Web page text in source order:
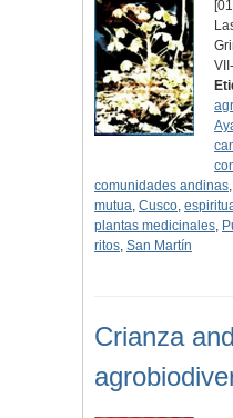
comunidades andinas,
mutua, Cusco,
plantas medicinales,
ritos, San Martín
Crianza